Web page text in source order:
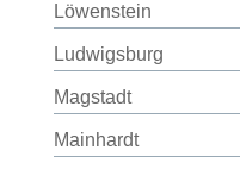
Löwenstein
Ludwigsburg
Magstadt
Mainhardt